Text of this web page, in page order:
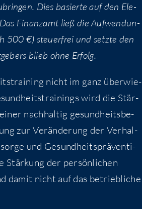
Dies basier­te auf den Ele­
Finanz­amt ließ die Auf­wen­dun­
500 €) steu­er­frei und setz­te den
blieb ohne Erfolg.
nicht im ganz über­wie­
wird die Stär­
nach­hal­tig gesund­heits­be­
zur Ver­än­de­rung der Ver­hal­
und Gesund­heits­prä­ven­ti­
Stär­kung der per­sön­li­chen
damit nicht auf das betrieb­li­che